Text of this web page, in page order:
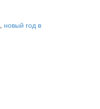
, новый год в